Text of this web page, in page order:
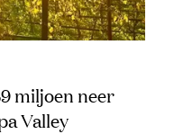
miljoen neer
Valley